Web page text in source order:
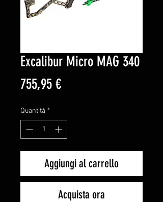
Excalibur Micro MAG 340
755,95 €Prezzo
Quantità *
Aggiungi al carrello
Acquista ora